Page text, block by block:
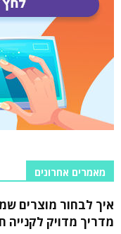
מאמרים אחרונים
איך לבחור מוצרים
מדריך מדויק לקנייה